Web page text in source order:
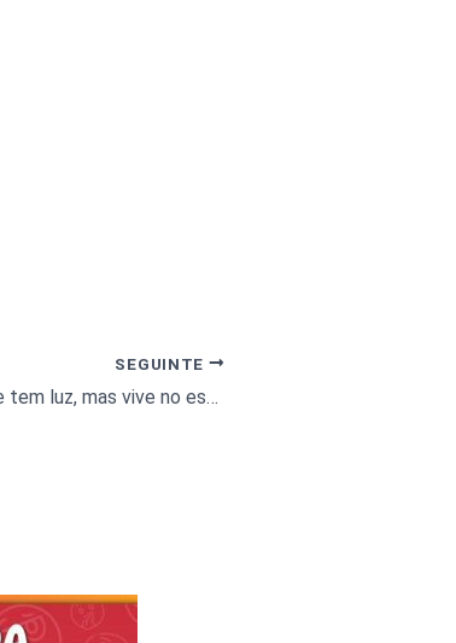
SEGUINTE
Qual é o animal que tem luz, mas vive no escuro?